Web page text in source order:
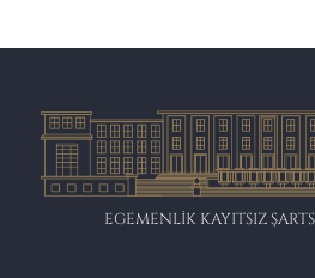
EGEMENLİK KAYITSIZ